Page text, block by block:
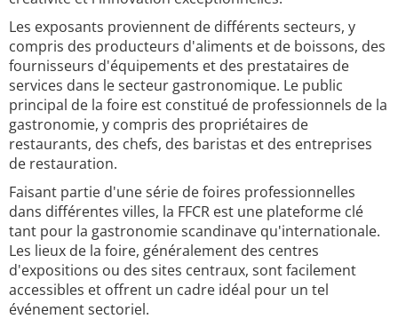
Les exposants proviennent de différents secteurs, y
compris des producteurs d'aliments et de boissons, des
fournisseurs d'équipements et des prestataires de
services dans le secteur gastronomique. Le public
principal de la foire est constitué de professionnels de la
gastronomie, y compris des propriétaires de
restaurants, des chefs, des baristas et des entreprises
de restauration.
Faisant partie d'une série de foires professionnelles
dans différentes villes, la FFCR est une plateforme clé
tant pour la gastronomie scandinave qu'internationale.
Les lieux de la foire, généralement des centres
d'expositions ou des sites centraux, sont facilement
accessibles et offrent un cadre idéal pour un tel
événement sectoriel.